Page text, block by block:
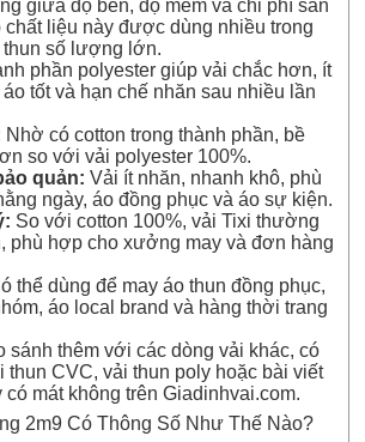
giữa độ bền, độ mềm và chi phí sản
liệu này được dùng nhiều trong
số lượng lớn.
phần polyester giúp vải chắc hơn, ít
tốt và hạn chế nhăn sau nhiều lần
Nhờ có cotton trong thành phần, bề
so với vải polyester 100%.
quản: Vải ít nhăn, nhanh khô, phù
ngày, áo đồng phục và áo sự kiện.
So với cotton 100%, vải Tixi thường
phù hợp cho xưởng may và đơn hàng
thể dùng để may áo thun đồng phục,
áo local brand và hàng thời trang
sánh thêm với các dòng vải khác, có
thun CVC,vải thun poly hoặc bài viết
có mát không trên Giadinhvai.com.
2m9 Có Thông Số Như Thế Nào?